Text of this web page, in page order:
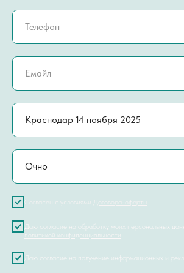
Согласен с условиями Договора-оферты
Даю согласие на обработку моих персональных
политикой конфиденциальности
Даю согласие на получение информационных и